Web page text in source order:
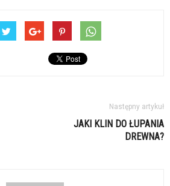
Następny artykuł
JAKI KLIN DO ŁUPANIA
DREWNA?